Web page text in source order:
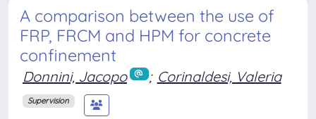
A comparison between the use of
FRP, FRCM and HPM for concrete
confinement
Donnini, Jacopo ; Corinaldesi, Valeria
Supervision